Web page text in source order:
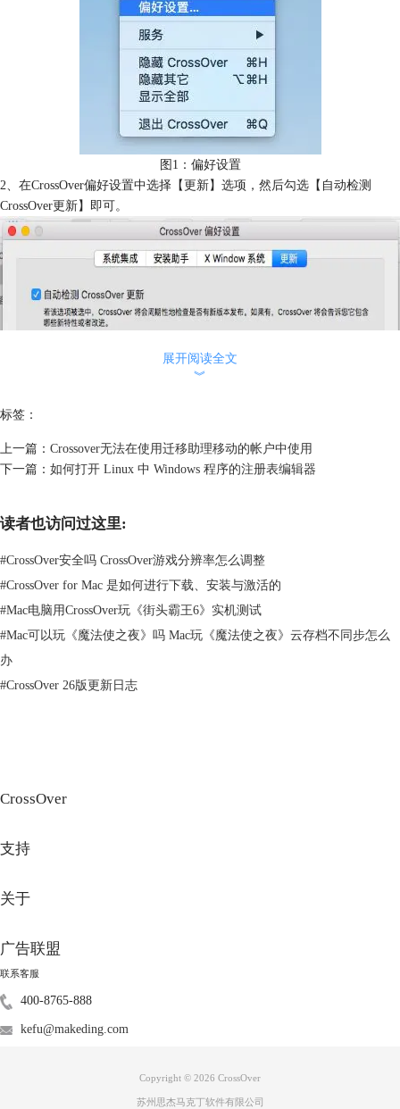
图1：偏好设置
2、在CrossOver偏好设置中选择【更新】选项，然后勾选【自动检测
CrossOver更新】即可。
有，CrossOver将会告诉我们所包含哪些新特性或者改进，同事，也会询
当然，如果有的小伙伴们觉得自动更新不符合自己的心意，那么可以选择
手动更新，具体可以参考教程：CrossOver 怎么进行更新软件
想要了解这款软件更多的新鲜资讯和使用技巧，请登录中文官网进行查
本文为原创，转载请标明原址：
http://www.crossoverchina.com/rumen/co-
zdgx.html
展开阅读全文
︾
标签：
上一篇： Crossover无法在使用迁移助理移动的帐户中使用
下一篇： 如何打开 Linux 中 Windows 程序的注册表编辑器
读者也访问过这里:
#CrossOver安全吗 CrossOver游戏分辨率怎么调整
#CrossOver for Mac 是如何进行下载、安装与激活的
#Mac电脑用CrossOver玩《街头霸王6》实机测试
#Mac可以玩《魔法使之夜》吗 Mac玩《魔法使之夜》云存档不同步怎么
办
#CrossOver 26版更新日志
CrossOver
支持
关于
广告联盟
联系客服
400-8765-888
kefu@makeding.com
Copyright © 2026 CrossOver
苏州思杰马克丁软件有限公司